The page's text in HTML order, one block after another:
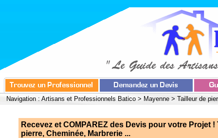
Navigation : Artisans et Professionnels Batico > Mayenne > Tailleur de
Recevez et COMPAREZ des Devis pour votre Projet !
pierre, Cheminée, Marbrerie ...